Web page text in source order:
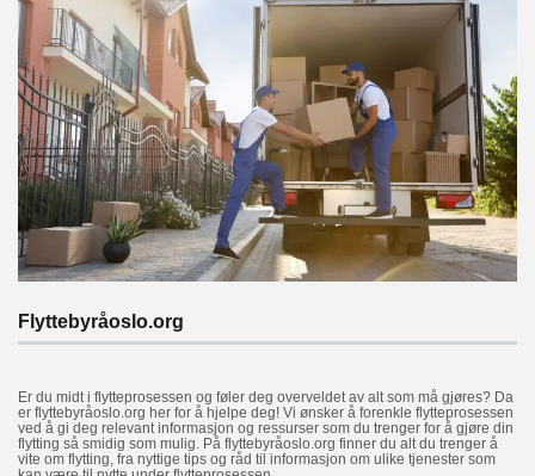
Flyttebyråoslo.org
Er du midt i flytteprosessen og føler deg overveldet av alt som må gjøres? Da
er flyttebyråoslo.org her for å hjelpe deg! Vi ønsker å forenkle flytteprosessen
ved å gi deg relevant informasjon og ressurser som du trenger for å gjøre din
flytting så smidig som mulig. På flyttebyråoslo.org finner du alt du trenger å
vite om flytting, fra nyttige tips og råd til informasjon om ulike tjenester som